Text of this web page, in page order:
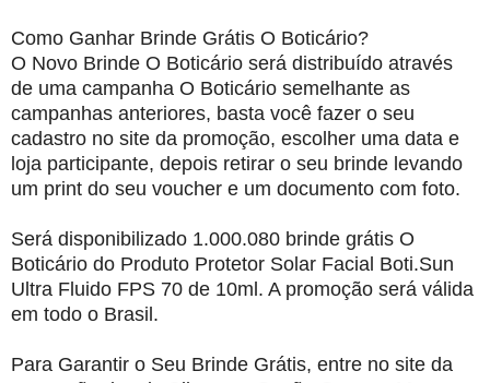
Como Ganhar Brinde Grátis O Boticário?
O Novo Brinde O Boticário será distribuído através
de uma campanha O Boticário semelhante as
campanhas anteriores, basta você fazer o seu
cadastro no site da promoção, escolher uma data e
loja participante, depois retirar o seu brinde levando
um print do seu voucher e um documento com foto.
Será disponibilizado 1.000.080 brinde grátis O
Boticário do Produto Protetor Solar Facial Boti.Sun
Ultra Fluido FPS 70 de 10ml. A promoção será válida
em todo o Brasil.
Para Garantir o Seu Brinde Grátis, entre no site da